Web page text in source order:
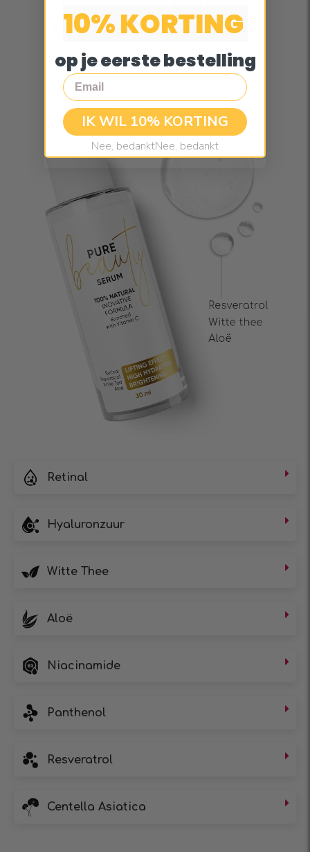
VERFRISSENDE FORMULE
Retinal
Hyaluronzuur
Witte Thee
Aloë
Niacinamide
Panthenol
Resveratrol
Centella Asiatica
10% KORTING
op je eerste bestelling
Email
IK WIL 10% KORTING
Nee, bedanktNee, bedankt